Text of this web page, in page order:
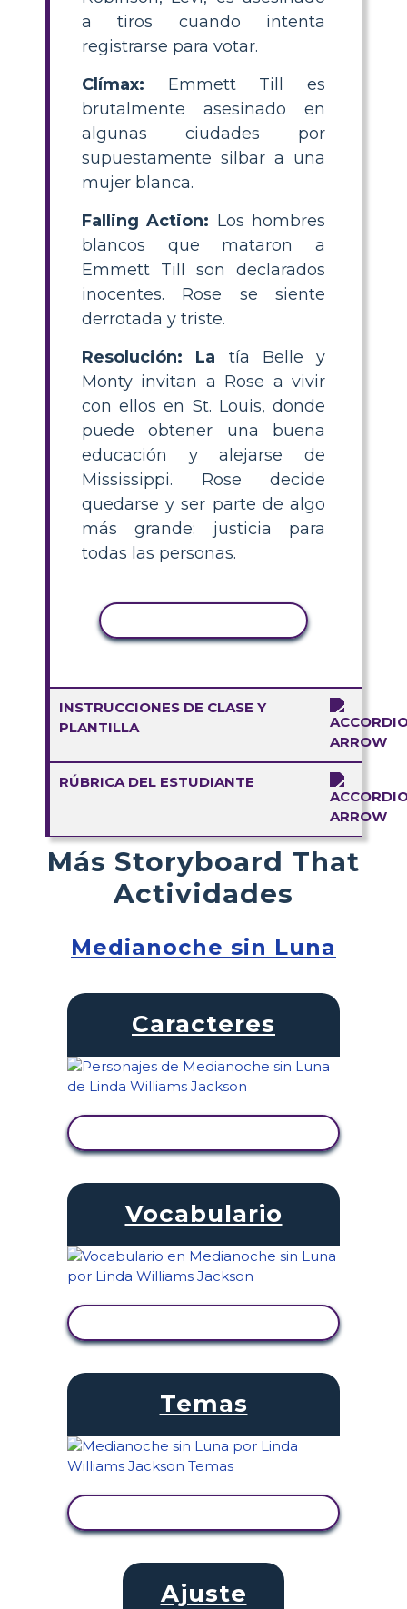
a tiros cuando intenta
registrarse para votar.
Clímax: Emmett Till es
brutalmente asesinado en
algunas ciudades por
supuestamente silbar a una
mujer blanca.
Falling Action: Los hombres
blancos que mataron a
Emmett Till son declarados
inocentes. Rose se siente
derrotada y triste.
Resolución: La tía Belle y
Monty invitan a Rose a vivir
con ellos en St. Louis, donde
puede obtener una buena
educación y alejarse de
Mississippi. Rose decide
quedarse y ser parte de algo
más grande: justicia para
todas las personas.
INSTRUCCIONES DE CLASE Y
PLANTILLA
RÚBRICA DEL ESTUDIANTE
Más Storyboard That
Actividades
Medianoche sin Luna
Caracteres
Vocabulario
Temas
Ajuste